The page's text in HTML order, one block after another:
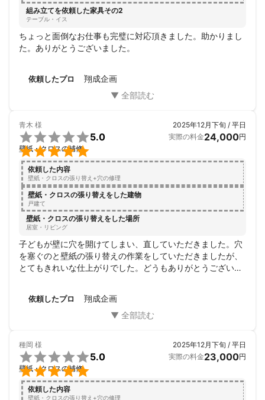
組み立てを依頼した家具その2
テーブル・イス
ちょっと面倒なお仕事も完璧に対応頂きました。助かりまし
た。ありがとうございました。
依頼したプロ 翔成企画
青木 様


5.0
壁紙・クロスの補修
2025年12月下旬 / 平日
実際の料金24,000円
依頼した内容
壁紙・クロスの張り替え+穴の修理
壁紙・クロスの張り替えをした建物
戸建て
壁紙・クロスの張り替えをした場所
居室・リビング
子どもが壁に穴を開けてしまい、直していただきました。穴
を塞ぐのと壁紙の張り替えの作業をしていただきましたが、
とてもきれいな仕上がりでした。どうもありがとうございま
依頼したプロ 翔成企画
種岡 様


5.0
壁紙・クロスの補修
2025年12月下旬 / 平日
実際の料金23,000円
依頼した内容
壁紙・クロスの張り替え+穴の修理